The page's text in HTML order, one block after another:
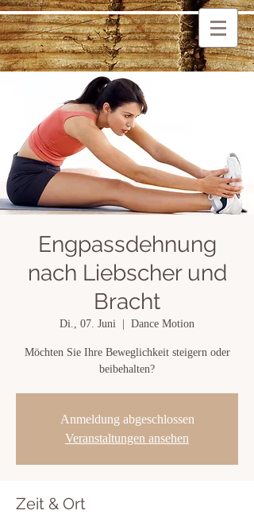
Engpassdehnung
nach Liebscher und
Bracht
Di., 07. Juni Dance Motion
Möchten Sie Ihre Beweglichkeit steigern oder
beibehalten?
Anmeldung abgeschlossen
Veranstaltungen ansehen
Zeit & Ort